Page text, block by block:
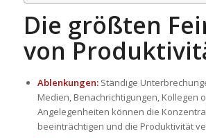
Die größten
von
Ablenkungen:Ständige
Medien, Benachrichtigungen, Kollegen
Angelegenheiten können die
beeinträchtigen und die Produktivität